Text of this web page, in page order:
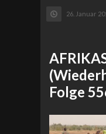
26. Januar
Folge